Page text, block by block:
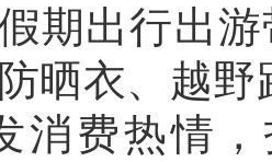
出行出游
晒衣、越
消费热情